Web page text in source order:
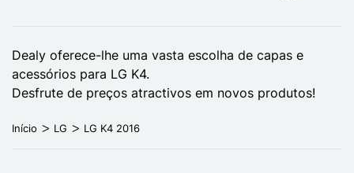
Dealy oferece-lhe uma vasta escolha de capas e
acessórios para LG K4.
Desfrute de preços atractivos em novos produtos!
Início LG LG K4 2016